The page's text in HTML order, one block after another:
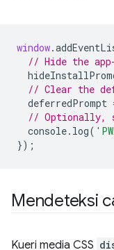
window.
// Hide the
// Clear the
deferredPrompt
// Optionally,
console. log(
});
Mendeteksi
Kueri media CSS